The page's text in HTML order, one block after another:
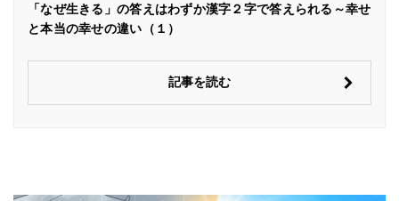
「なぜ生きる」の答えはわずか漢字２字で答えられる～幸せ
と本当の幸せの違い（１）
記事を読む